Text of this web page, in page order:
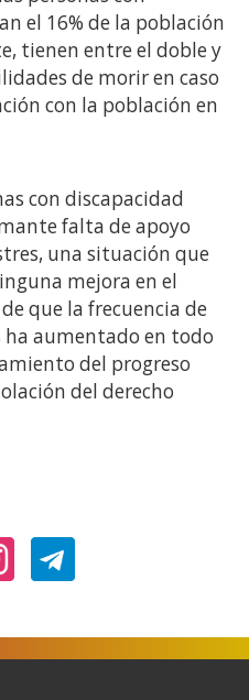
el 16% de la población
tienen entre el doble y
de morir en caso
con la población en
con discapacidad
falta de apoyo
una situación que
mejora en el
que la frecuencia de
ha aumentado en todo
del progreso
del derecho